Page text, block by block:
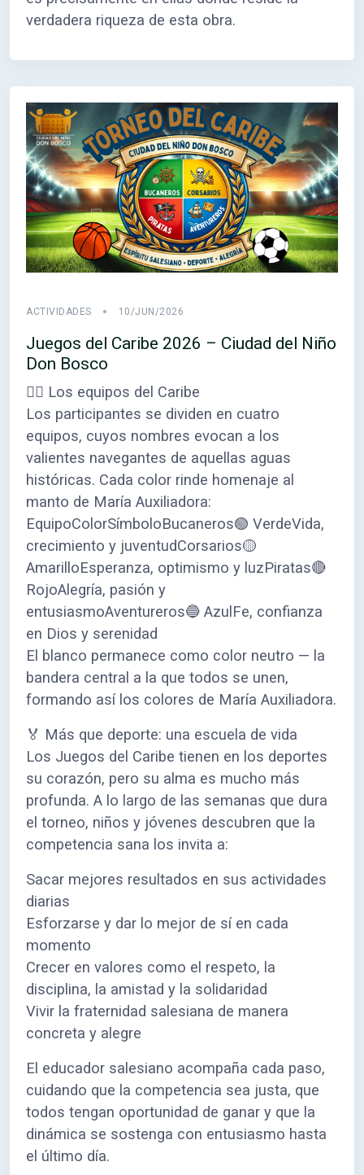
verdadera riqueza de esta obra.
ACTIVIDADES 10/JUN/2026
Juegos del Caribe 2026 – Ciudad del Niño
Don Bosco
🏴‍☠️ Los equipos del Caribe
Los participantes se dividen en cuatro
equipos, cuyos nombres evocan a los
valientes navegantes de aquellas aguas
históricas. Cada color rinde homenaje al
manto de María Auxiliadora:
EquipoColorSímboloBucaneros🟢 VerdeVida,
crecimiento y juventudCorsarios🟡
AmarilloEsperanza, optimismo y luzPiratas🔴
RojoAlegría, pasión y
entusiasmoAventureros🔵 AzulFe, confianza
en Dios y serenidad
El blanco permanece como color neutro — la
bandera central a la que todos se unen,
formando así los colores de María Auxiliadora.
🏅 Más que deporte: una escuela de vida
Los Juegos del Caribe tienen en los deportes
su corazón, pero su alma es mucho más
profunda. A lo largo de las semanas que dura
el torneo, niños y jóvenes descubren que la
competencia sana los invita a:
Sacar mejores resultados en sus actividades
diarias
Esforzarse y dar lo mejor de sí en cada
momento
Crecer en valores como el respeto, la
disciplina, la amistad y la solidaridad
Vivir la fraternidad salesiana de manera
concreta y alegre
El educador salesiano acompaña cada paso,
cuidando que la competencia sea justa, que
todos tengan oportunidad de ganar y que la
dinámica se sostenga con entusiasmo hasta
el último día.